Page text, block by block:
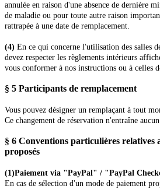
annulée en raison d'une absence de dernière
de maladie ou pour toute autre raison
rattrapée à une date de remplacement.
(4) En ce qui concerne l'utilisation des salles
devez respecter les règlements intérieurs
vous conformer à nos instructions ou à celles
§ 5 Participants de remplacement
Vous pouvez désigner un remplaçant à tout
Ce changement de réservation n'entraîne
§ 6 Conventions particulières relatives
proposés
(1)Paiement via "PayPal" / "PayPal
En cas de sélection d'un mode de paiement